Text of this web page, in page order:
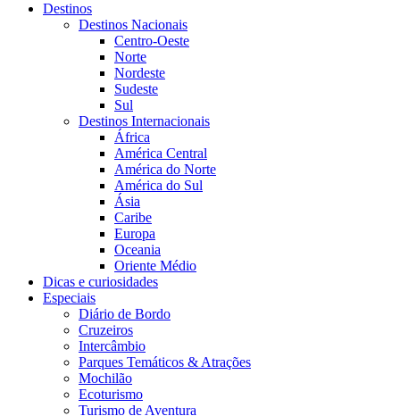
Destinos
Destinos Nacionais
Centro-Oeste
Norte
Nordeste
Sudeste
Sul
Destinos Internacionais
África
América Central
América do Norte
América do Sul
Ásia
Caribe
Europa
Oceania
Oriente Médio
Dicas e curiosidades
Especiais
Diário de Bordo
Cruzeiros
Intercâmbio
Parques Temáticos & Atrações
Mochilão
Ecoturismo
Turismo de Aventura